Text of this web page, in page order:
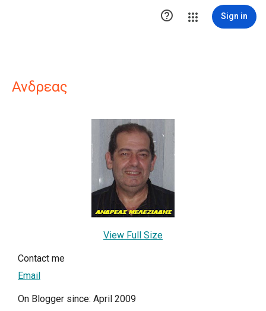
 Sign in
Ανδρεας
View Full Size
Contact me
Email
On Blogger since: April 2009